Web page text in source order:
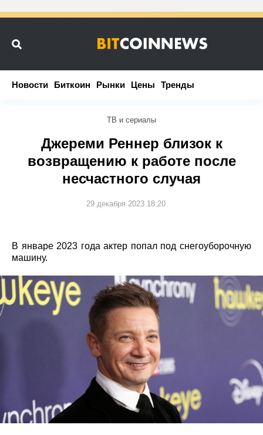
Новости Биткоин Рынки Цены Тренды
Новости Биткоин Рынки Цены Тренды
ТВ и сериалы
Джереми Реннер близок к
возвращению к работе после
несчастного случая
29 декабря 2023 18:20
В январе 2023 года актер попал под снегоуборочную
машину.